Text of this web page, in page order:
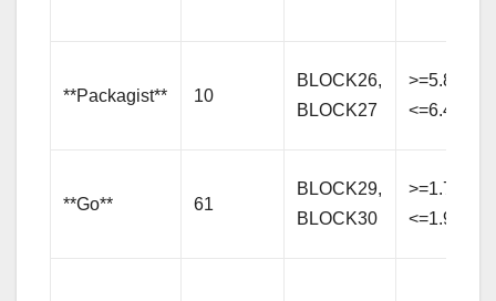
**Packagist** 10
BLOCK26,
BLOCK27
>=5.8.0
<=6.4.8
**Go** 61
BLOCK29,
BLOCK30
>=1.7.0
<=1.9.3